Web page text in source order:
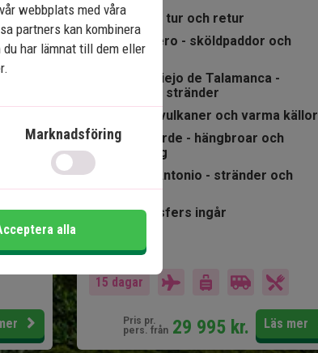
13 nätter tur och retur
Tortuguero - sköldpaddor och
kanaler
Puerto Viejo de Talamanca -
karibiska stränder
Arenal - vulkaner och varma källor
Monteverde - hängbroar och
molnskog
Manuel Antonio - stränder och
korallrev
Alla transfers ingår
Ingår i priset
15 dagar
Pris pr.
pers. från 29 995 kr. Läs mer
webbplats med våra
partners kan kombinera
har lämnat till dem eller
Marknadsföring
alla